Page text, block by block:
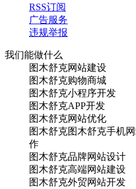
RSS订阅
广告服务
违规举报
我们能做什么
图木舒克网站建设
图木舒克购物商城
图木舒克小程序开发
图木舒克APP开发
图木舒克网站优化
图木舒克图木舒克手机网
作
图木舒克品牌网站设计
图木舒克高端网站建设
图木舒克外贸网站开发